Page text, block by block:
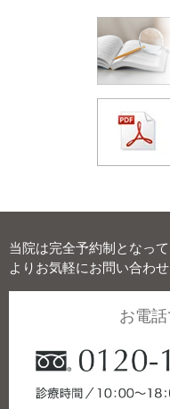
当院は完全予約制となっ
よりお気軽にお問い合わせ
お電